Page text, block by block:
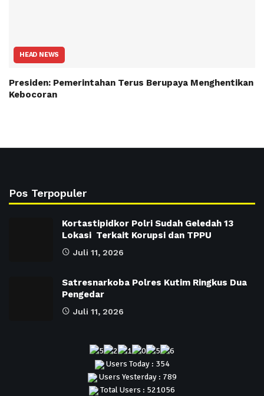
HEAD NEWS
Presiden: Pemerintahan Terus Berupaya Menghentikan
Kebocoran
Pos Terpopuler
Kortastipidkor Polri Sudah Geledah 13
Lokasi Terkait Korupsi dan TPPU
Juli 11, 2026
Satresnarkoba Polres Kutim Ringkus Dua
Pengedar
Juli 11, 2026
Users Today : 354
Users Yesterday : 789
Total Users : 521056